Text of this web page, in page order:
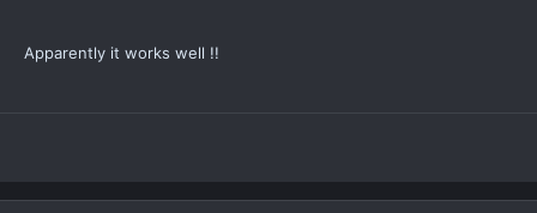
Apparently it works well !!